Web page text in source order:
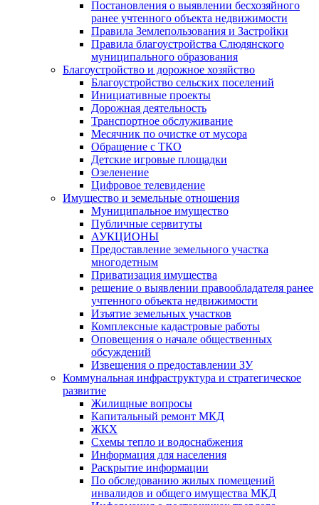
Постановления о выявлении бесхозяйного
ранее учтенного объекта недвижимости
Правила Землепользования и Застройки
Правила благоустройства Слюдянского
муниципального образования
Благоустройство и дорожное хозяйство
Благоустройство сельских поселений
Инициативные проекты
Дорожная деятельность
Транспортное обслуживание
Месячник по очистке от мусора
Обращение с ТКО
Детские игровые площадки
Озеленение
Цифровое телевидение
Имущество и земельные отношения
Муниципальное имущество
Публичные сервитуты
АУКЦИОНЫ
Предоставление земельного участка
многодетным
Приватизация имущества
решение о выявлении правообладателя ранее
учтенного объекта недвижимости
Изъятие земельных участков
Комплексные кадастровые работы
Оповещения о начале общественных
обсуждений
Извещения о предоставлении ЗУ
Коммунальная инфраструктура и стратегическое
развитие
Жилищные вопросы
Капитальный ремонт МКД
ЖКХ
Схемы тепло и водоснабжения
Информация для населения
Раскрытие информации
По обследованию жилых помещений
инвалидов и общего имущества МКД